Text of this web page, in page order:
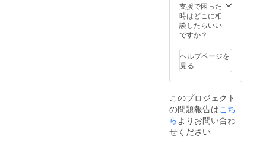
支援で困った
時はどこに相
談したらいい
ですか？
ヘルプページを
見る
このプロジェクト
の問題報告はこち
らよりお問い合わ
せください